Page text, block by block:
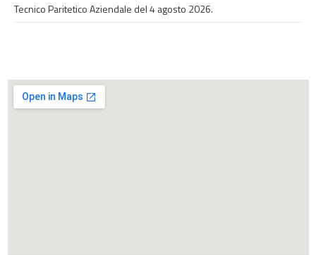
Tecnico Paritetico Aziendale del 4 agosto 2026.